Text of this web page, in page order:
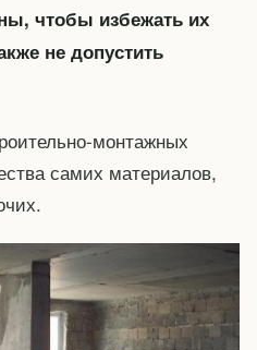
чтобы избежать их
не допустить
монтажных
самих материалов,